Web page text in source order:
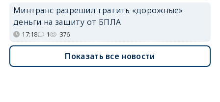
Минтранс разрешил тратить «дорожные»
деньги на защиту от БПЛА
17:18 1 376
Показать все новости